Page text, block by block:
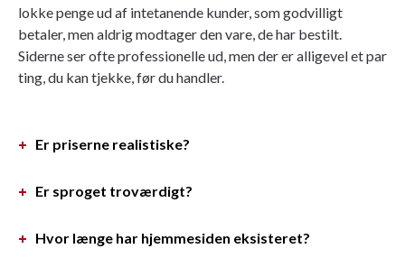
lokke penge ud af intetanende kunder, som godvilligt
betaler, men aldrig modtager den vare, de har bestilt.
Siderne ser ofte professionelle ud, men der er alligevel et par
ting, du kan tjekke, før du handler.
Er priserne realistiske?
Er sproget troværdigt?
Hvor længe har hjemmesiden eksisteret?